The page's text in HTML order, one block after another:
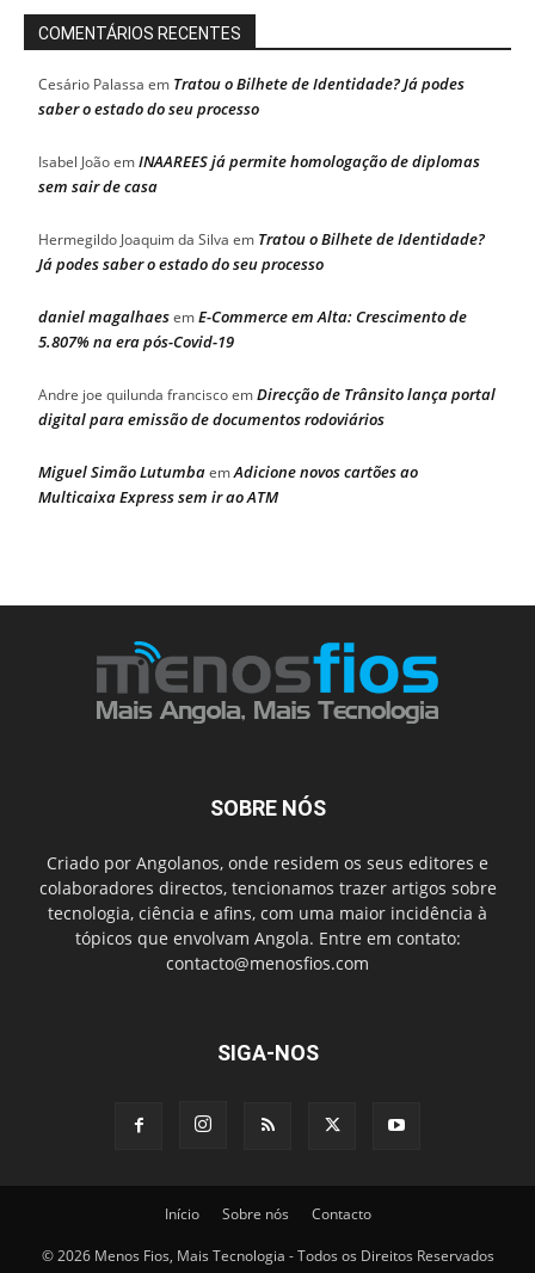
COMENTÁRIOS RECENTES
Cesário Palassa em Tratou o Bilhete de Identidade? Já podes
saber o estado do seu processo
Isabel JoãoemINAAREES já permite homologação de diplomas
sem sair de casa
Hermegildo Joaquim da Silva em Tratou o Bilhete de Identidade?
Já podes saber o estado do seu processo
daniel magalhaesemE-Commerce em Alta: Crescimento de
5.807% na era pós-Covid-19
Andre joe quilunda franciscoemDirecção de Trânsito lança portal
digital para emissão de documentos rodoviários
Miguel Simão LutumbaemAdicione novos cartões ao
Multicaixa Express sem ir ao ATM
SOBRE NÓS
Criado por Angolanos, onde residem os seus editores e
colaboradores directos, tencionamos trazer artigos sobre
tecnologia, ciência e afins, com uma maior incidência à
tópicos que envolvam Angola. Entre em contato:
contacto@menosfios.com
SIGA-NOS
Início Sobre nós Contacto
© 2026 Menos Fios, Mais Tecnologia - Todos os Direitos Reservados